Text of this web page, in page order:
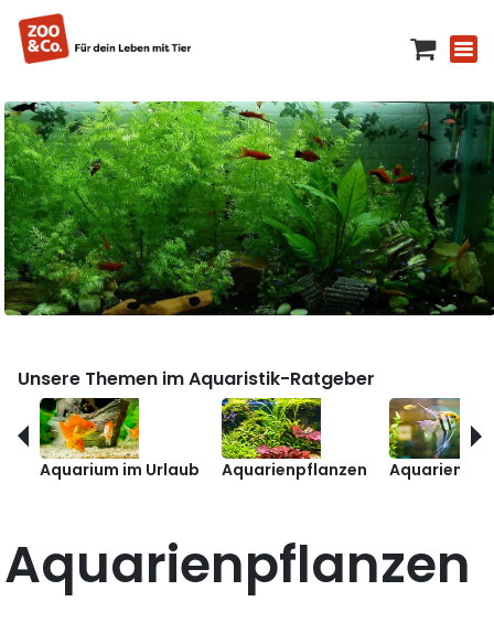
Unsere Themen im Aquaristik-Ratgeber
Aquarium im Urlaub Aquarienpflanzen
Aquarienpflanzen